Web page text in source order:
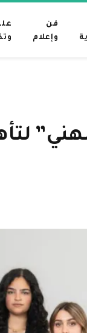
فن
وإعلام